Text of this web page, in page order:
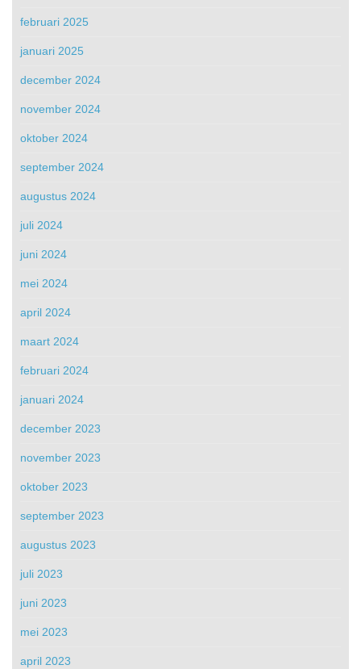
februari 2025
januari 2025
december 2024
november 2024
oktober 2024
september 2024
augustus 2024
juli 2024
juni 2024
mei 2024
april 2024
maart 2024
februari 2024
januari 2024
december 2023
november 2023
oktober 2023
september 2023
augustus 2023
juli 2023
juni 2023
mei 2023
april 2023